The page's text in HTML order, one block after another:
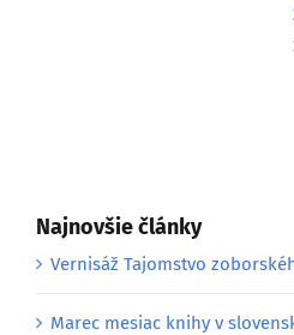
Slováci v
Najnovšie články
Vernisáž Tajomstvo
Marec mesiac knihy v